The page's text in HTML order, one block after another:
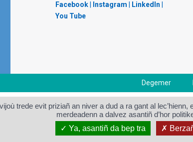
Facebook
Instagram LinkedIn
You Tube
Degemer
trede evit priziañ an niver a dud a ra gant al
merdeadenn a dalvez asantiñ d’hor
Ya, asantiñ da bep tra